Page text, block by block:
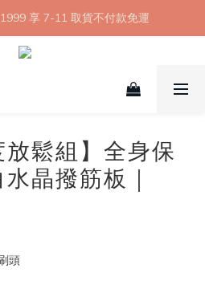
1999 享 7-11 取貨不付款免運
1999 享 7-11 取貨不付款免運
A+B 限時優惠 $1314 元
店免運 點我成為HYPHY Girl
放鬆組】全身保
晶撥筋板｜
頭